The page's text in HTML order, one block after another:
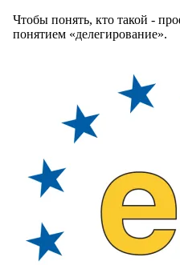
Чтобы понять, кто такой -
понятием «делегирование».